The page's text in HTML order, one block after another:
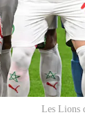
Les Lions